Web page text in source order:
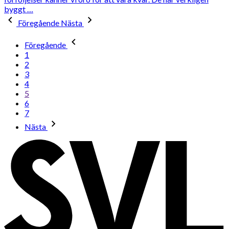
byggt …
Föregående Nästa
Föregående
1
2
3
4
5
6
7
Nästa